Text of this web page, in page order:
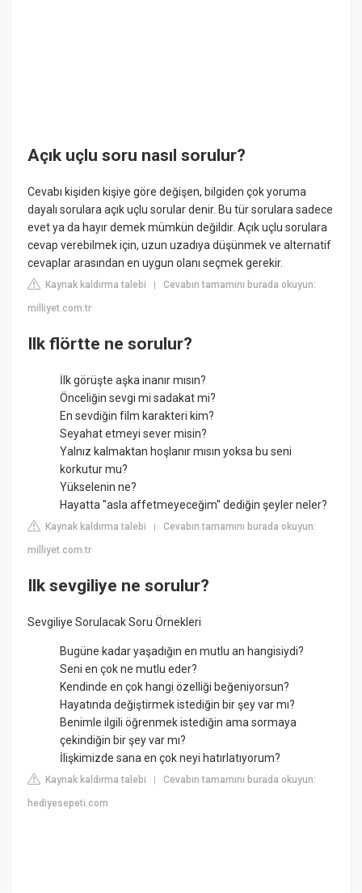
Açık uçlu soru nasıl sorulur?
Cevabı kişiden kişiye göre değişen, bilgiden çok yoruma
dayalı sorulara açık uçlu sorular denir. Bu tür sorulara sadece
evet ya da hayır demek mümkün değildir. Açık uçlu sorulara
cevap verebilmek için, uzun uzadıya düşünmek ve alternatif
cevaplar arasından en uygun olanı seçmek gerekir.
Kaynak kaldırma talebi |Cevabın tamamını burada okuyun:
milliyet.com.tr
Ilk flörtte ne sorulur?
İlk görüşte aşka inanır mısın?
Önceliğin sevgi mi sadakat mi?
En sevdiğin film karakteri kim?
Seyahat etmeyi sever misin?
Yalnız kalmaktan hoşlanır mısın yoksa bu seni
korkutur mu?
Yükselenin ne?
Hayatta ''asla affetmeyeceğim'' dediğin şeyler neler?
Kaynak kaldırma talebi |Cevabın tamamını burada okuyun:
milliyet.com.tr
Ilk sevgiliye ne sorulur?
Sevgiliye Sorulacak Soru Örnekleri
Bugüne kadar yaşadığın en mutlu an hangisiydi?
Seni en çok ne mutlu eder?
Kendinde en çok hangi özelliği beğeniyorsun?
Hayatında değiştirmek istediğin bir şey var mı?
Benimle ilgili öğrenmek istediğin ama sormaya
çekindiğin bir şey var mı?
İlişkimizde sana en çok neyi hatırlatıyorum?
Kaynak kaldırma talebi |Cevabın tamamını burada okuyun:
hediyesepeti.com